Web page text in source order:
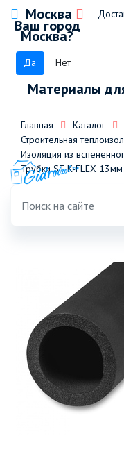
Москва
Ваш город
Москва?
Да Нет
Материалы
Главная
Каталог
Строительная
Изоляция из
Трубки ST K-FLEX 13мм
Трубка K-FLEX